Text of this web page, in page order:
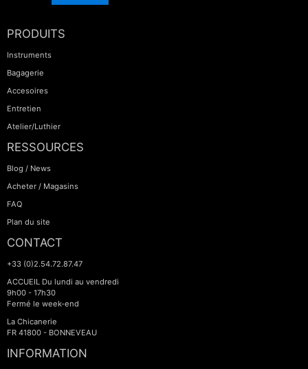
PRODUITS
Instruments
Bagagerie
Accesoires
Entretien
Atelier/Luthier
RESSOURCES
Blog / News
Acheter / Magasins
FAQ
Plan du site
CONTACT
+33 (0)2.54.72.87.47
ACCUEIL Du lundi au vendredi
9h00 - 17h30
Fermé le week-end
La Chicanerie
FR 41800 - BONNEVEAU
INFORMATION